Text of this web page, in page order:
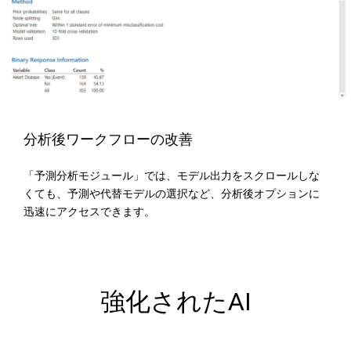
分析後ワークフローの改善
「予測分析モジュール」では、モデル出力をスクロールしな
くても、予測や代替モデルの選択など、分析後オプションに
迅速にアクセスできます。
強化されたAI